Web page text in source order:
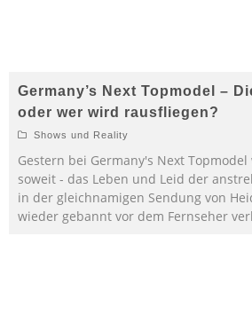
Germany’s Next Topmodel –
oder wer wird rausfliegen?
Shows und Reality
Gestern bei Germany's Next
soweit - das Leben und Leid der
in der gleichnamigen Sendung von
wieder gebannt vor dem Fernseher